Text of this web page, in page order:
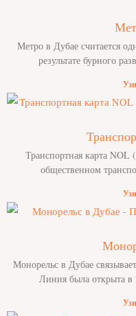
Метро в Дубае считается
результате бурного
Транспортная карта
общественном
Монорельс в Дубае
Линия была открыта в